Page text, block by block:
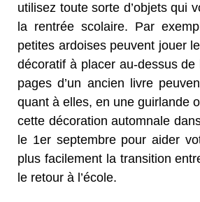
utilisez toute sorte d’objets qui
la rentrée scolaire. Par
petites ardoises peuvent jouer
décoratif à placer au-dessus
pages d’un ancien livre
quant à elles, en une guirlande
cette décoration automnale
le 1er septembre pour aider
plus facilement la transition
le retour à l’école.